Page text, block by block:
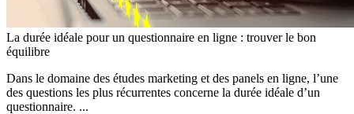
La durée idéale pour un questionnaire en ligne : trouver le bon
équilibre
Dans le domaine des études marketing et des panels en ligne, l’une
des questions les plus récurrentes concerne la durée idéale d’un
questionnaire. ...